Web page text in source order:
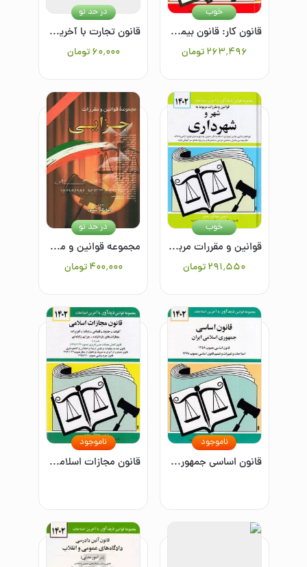
قانون کار: قانون بیمه بیکاری همراه با تصویب‌نامه‌ها، آئین‌نامه‌ها، بخشنامه‌ها، دستورالعمل‌ها، طبقه‌بندی مشاغل، پاداش افزایش تولید، مزد و پاداش، شوراها
۲۶۳٬۴۹۶تومان
خوب
قانون تجارت با آخرین اصلاحیه‌ها و الحاقات: همراه با مواد 21 الی 93 قانون تجارت مصوب 1311/12/13، سیاست تجارت الکترونیکی جمهوری اسلامی ایران، ...
۶۰٬۰۰۰ تومان
در حد نو
قوانین و مقررات مربوط به شهر و شهرداری: شوراهای اسلامی کشور - قوانین شهرداری - اصناف - اماکن عمومی - نوسازی و عمران شهری - اراضی و املاک - نظام مهندسی
۲۹۱٬۵۵۰تومان
خوب
مجموعه قوانین و مقررات جزایی: همراه با آراء وحدت رویه، نظریات شورای نگهبان، نظریات مشورتی اداره حقوقی دادگستری، نظریات مجمع تشخیص مصلحت نظام، ...
۴۰۰٬۰۰۰ تومان
در حد نو
قانون اساسی جمهوری اسلامی ایران: قانون اساسی مصوب 1358، اصلاحات و تغییرات و تتمیم قانون اساسی مصوب 1368
ناموجود
قانون مجازات اسلامی: کلیات - حدود - قصاص - دیات - مصوب 1392/2/1 و تعزیرات و مجازات‌های بازدارنده ...
ناموجود